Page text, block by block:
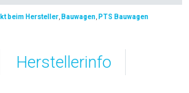
beim Hersteller Bauwagen PTS Bauwagen
Herstellerinfo